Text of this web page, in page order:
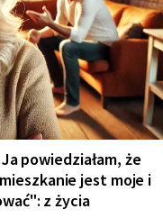
powiedziałam, że
jest moje i
z życia